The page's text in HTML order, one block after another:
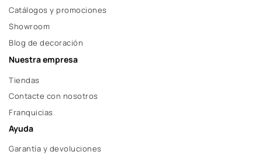
Catálogos y promociones
Showroom
Blog de decoración
Nuestra empresa
Tiendas
Contacte con nosotros
Franquicias
Ayuda
Garantía y devoluciones